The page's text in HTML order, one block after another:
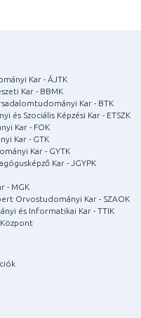
Kar - ÁJTK
Kar - BBMK
Kar - BTK
és Szociális Képzési Kar - ETSZK
Kar - FOK
Kar - GTK
Kar - GYTK
Kar - JGYPK
- MGK
Orvostudományi Kar - SZAOK
és Informatikai Kar - TTIK
Központ